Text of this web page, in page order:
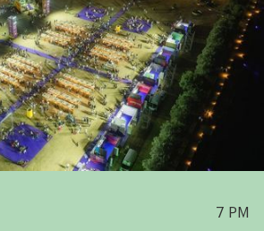
7 PM